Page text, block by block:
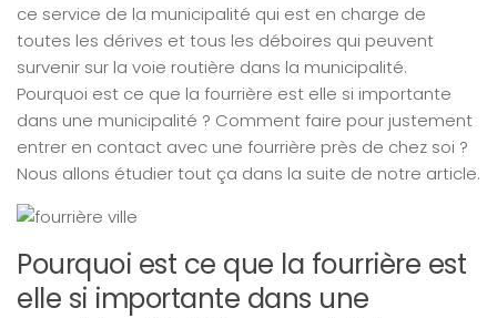
ce service de la municipalité qui est en charge de
toutes les dérives et tous les déboires qui peuvent
survenir sur la voie routière dans la municipalité.
Pourquoi est ce que la fourrière est elle si importante
dans une municipalité ? Comment faire pour justement
entrer en contact avec une fourrière près de chez soi ?
Nous allons étudier tout ça dans la suite de notre article.
Pourquoi est ce que la fourrière est
elle si importante dans une